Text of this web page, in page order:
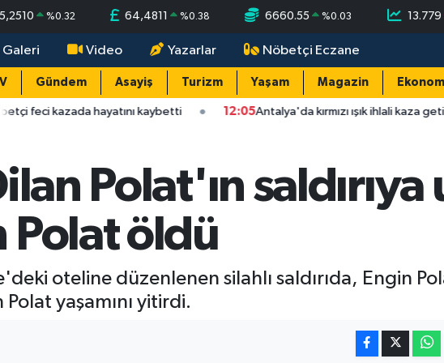
%0.32 64,4811 %0.38 6660.55 %0.03 13.779
Galeri Video Yazarlar Nöbetçi Eczane
Gündem Asayiş Turizm Yaşam Magazin
hayatını kaybetti 12:05 Antalya'da kırmızı ışık ihlali kaza getirdi:
Polat'ın
Polat öldü
oteline düzenlenen silahlı saldırıda, Engin
yaşamını yitirdi.